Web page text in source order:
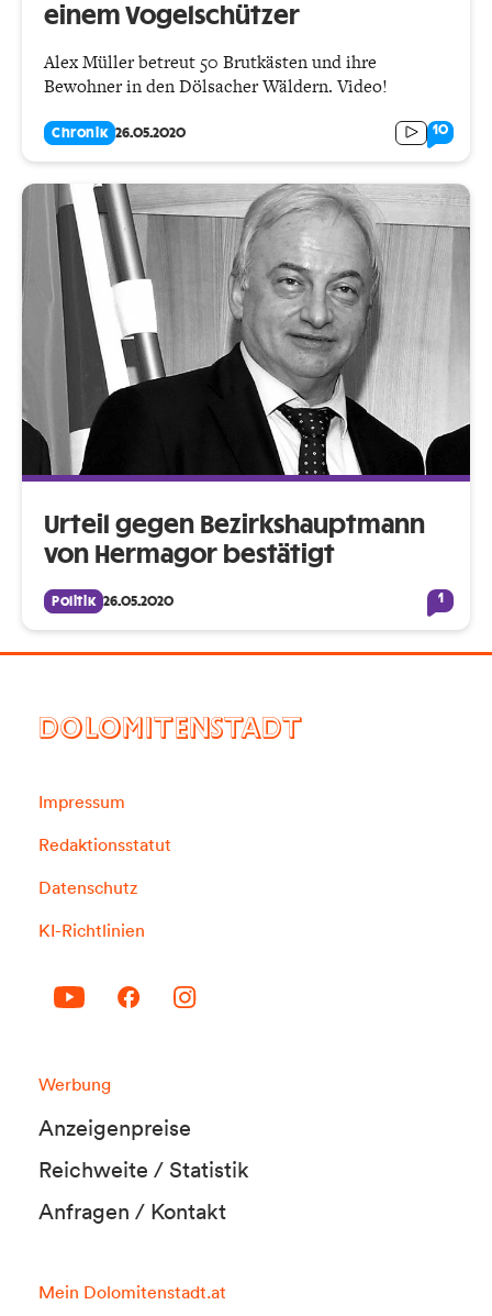
einem Vogelschützer
Alex Müller betreut 50 Brutkästen und ihre
Bewohner in den Dölsacher Wäldern. Video!
Chronik 26.05.2020 10
Urteil gegen Bezirkshauptmann
von Hermagor bestätigt
Politik 26.05.2020 1
DOLOMITENSTADT
Impressum
Redaktionsstatut
Datenschutz
KI-Richtlinien
Werbung
Anzeigenpreise
Reichweite / Statistik
Anfragen / Kontakt
Mein Dolomitenstadt.at